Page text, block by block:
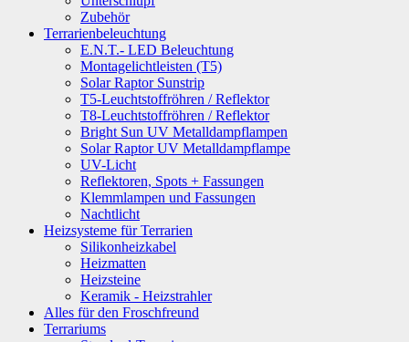
Zubehör
Terrarienbeleuchtung
E.N.T.- LED Beleuchtung
Montagelichtleisten (T5)
Solar Raptor Sunstrip
T5-Leuchtstoffröhren / Reflektor
T8-Leuchtstoffröhren / Reflektor
Bright Sun UV Metalldampflampen
Solar Raptor UV Metalldampflampe
UV-Licht
Reflektoren, Spots + Fassungen
Klemmlampen und Fassungen
Nachtlicht
Heizsysteme für Terrarien
Silikonheizkabel
Heizmatten
Heizsteine
Keramik - Heizstrahler
Alles für den Froschfreund
Terrariums